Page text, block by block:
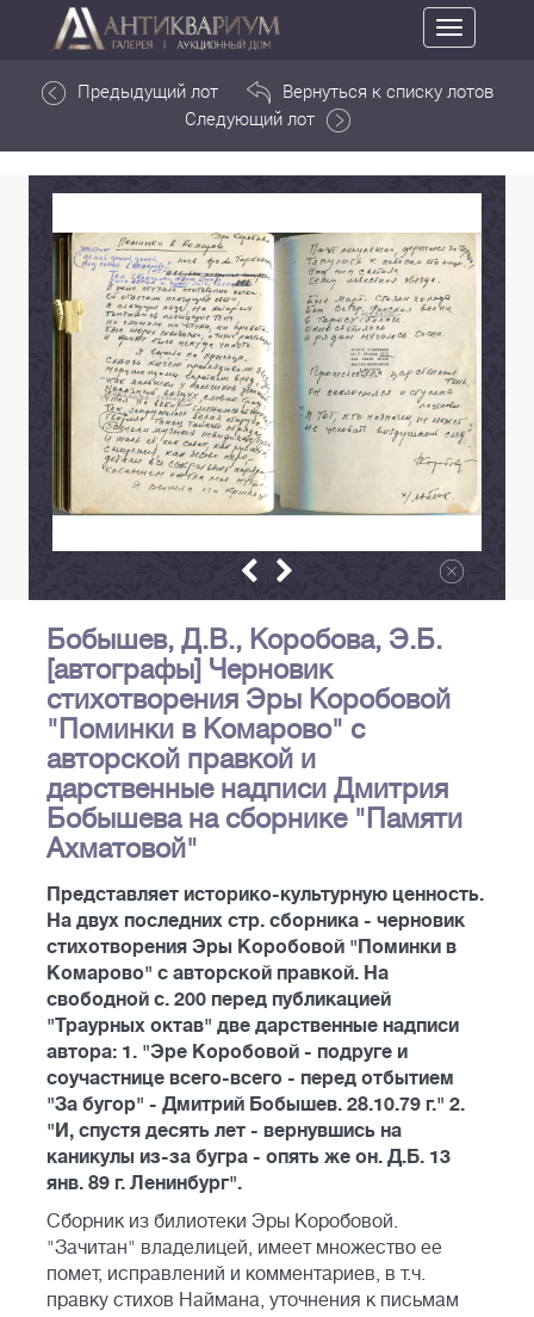
Toggle
navigation
Предыдущий лот
Вернуться к списку лотов
Следующий лот
Бобышев, Д.В., Коробова, Э.Б.
[автографы] Черновик
стихотворения Эры Коробовой
"Поминки в Комарово" с
авторской правкой и
дарственные надписи Дмитрия
Бобышева на сборнике "Памяти
Ахматовой"
Представляет историко-культурную ценность.
На двух последних стр. сборника - черновик
стихотворения Эры Коробовой "Поминки в
Комарово" с авторской правкой. На
свободной с. 200 перед публикацией
"Траурных октав" две дарственные надписи
автора: 1. "Эре Коробовой - подруге и
соучастнице всего-всего - перед отбытием
"За бугор" - Дмитрий Бобышев. 28.10.79 г." 2.
"И, спустя десять лет - вернувшись на
каникулы из-за бугра - опять же он. Д.Б. 13
янв. 89 г. Ленинбург".
Сборник из билиотеки Эры Коробовой.
"Зачитан" владелицей, имеет множество ее
помет, исправлений и комментариев, в т.ч.
правку стихов Наймана, уточнения к письмам